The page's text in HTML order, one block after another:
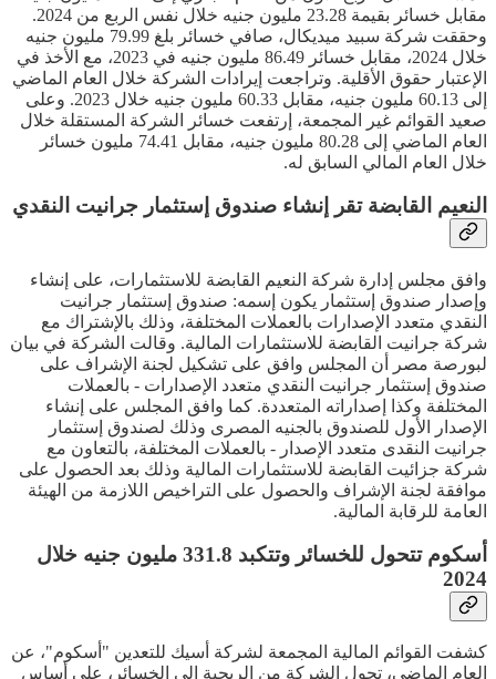
مقابل خسائر بقيمة 23.28 مليون جنيه خلال نفس الربع من 2024.
وحققت شركة سبيد ميديكال، صافي خسائر بلغ 79.99 مليون جنيه
خلال 2024، مقابل خسائر 86.49 مليون جنيه في 2023، مع الأخذ في
الإعتبار حقوق الأقلية. وتراجعت إيرادات الشركة خلال العام الماضي
إلى 60.13 مليون جنيه، مقابل 60.33 مليون جنيه خلال 2023. وعلى
صعيد القوائم غير المجمعة، إرتفعت خسائر الشركة المستقلة خلال
العام الماضي إلى 80.28 مليون جنيه، مقابل 74.41 مليون خسائر
خلال العام المالي السابق له.
النعيم القابضة تقر إنشاء صندوق إستثمار جرانيت النقدي
وافق مجلس إدارة شركة النعيم القابضة للاستثمارات، على إنشاء
وإصدار صندوق إستثمار يكون إسمه: صندوق إستثمار جرانيت
النقدي متعدد الإصدارات بالعملات المختلفة، وذلك بالإشتراك مع
شركة جرانيت القابضة للاستثمارات المالية. وقالت الشركة في بيان
لبورصة مصر أن المجلس وافق على تشكيل لجنة الإشراف على
صندوق إستثمار جرانيت النقدي متعدد الإصدارات - بالعملات
المختلفة وكذا إصداراته المتعددة. كما وافق المجلس على إنشاء
الإصدار الأول للصندوق بالجنيه المصرى وذلك لصندوق إستثمار
جرانيت النقدى متعدد الإصدار - بالعملات المختلفة، بالتعاون مع
شركة جزائيت القابضة للاستثمارات المالية وذلك بعد الحصول على
موافقة لجنة الإشراف والحصول على التراخيص اللازمة من الهيئة
العامة للرقابة المالية.
أسكوم تتحول للخسائر وتتكبد 331.8 مليون جنيه خلال
2024
كشفت القوائم المالية المجمعة لشركة أسيك للتعدين "أسكوم"، عن
العام الماضي، تحول الشركة من الربحية إلى الخسائر، على أساس